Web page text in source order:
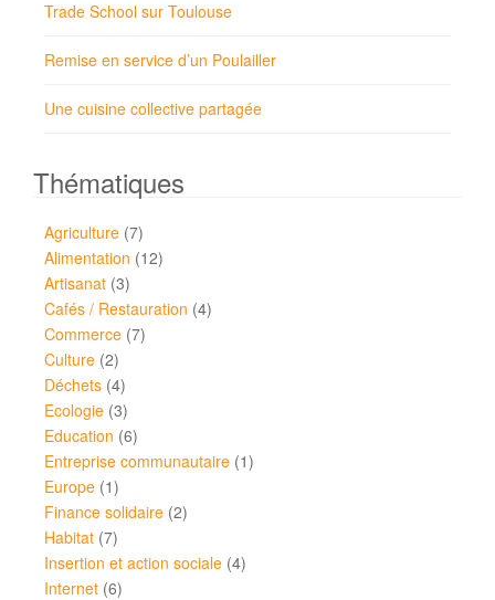
Trade School sur Toulouse
Remise en service d’un Poulailler
Une cuisine collective partagée
Thématiques
Agriculture (7)
Alimentation (12)
Artisanat (3)
Cafés / Restauration (4)
Commerce (7)
Culture (2)
Déchets (4)
Ecologie (3)
Education (6)
Entreprise communautaire (1)
Europe (1)
Finance solidaire (2)
Habitat (7)
Insertion et action sociale (4)
Internet (6)